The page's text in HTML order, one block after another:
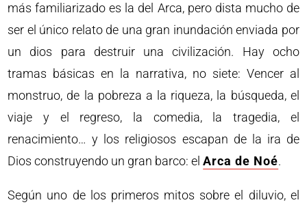
más familiarizado es la del Arca, pero dista mucho de
ser el único relato de una gran inundación enviada por
un dios para destruir una civilización. Hay ocho
tramas básicas en la narrativa, no siete: Vencer al
monstruo, de la pobreza a la riqueza, la búsqueda, el
viaje y el regreso, la comedia, la tragedia, el
renacimiento… y los religiosos escapan de la ira de
Dios construyendo un gran barco: elArca de Noé.
Según uno de los primeros mitos sobre el diluvio, el